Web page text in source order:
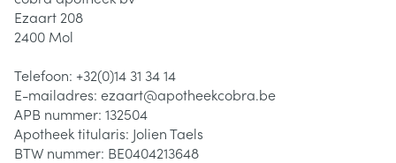
Ezaart 208
2400 Mol
Telefoon: +32(0)14 31 34 14
E-mailadres: ezaart@apotheekcobra.be
APB nummer: 132504
Apotheek titularis: Jolien Taels
BTW nummer: BE0404213648